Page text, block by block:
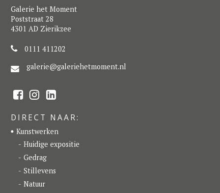
Galerie het Moment
Poststraat 28
4301 AD Zierikzee
0111 411202
galerie@galeriehetmoment.nl
F
a
e
b
o
o
k
t
a
g
r
a
m
L
i
k
e
d
I
n
DIRECT NAAR:
Kunstwerken
Huidige expositie
Gedrag
Stillevens
Natuur